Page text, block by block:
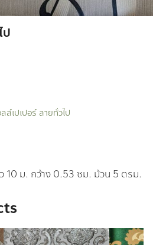
ป
ล์เปเปอร์ ลายทั่วไป
10 ม. กว้าง 0.53 ซม. ม้วน 5 ตรม.